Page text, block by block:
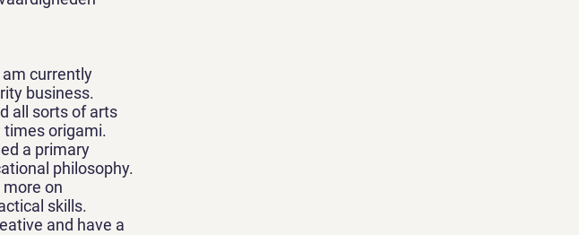
am currently
business.
all sorts of arts
times origami.
a primary
philosophy.
on
skills.
and have a